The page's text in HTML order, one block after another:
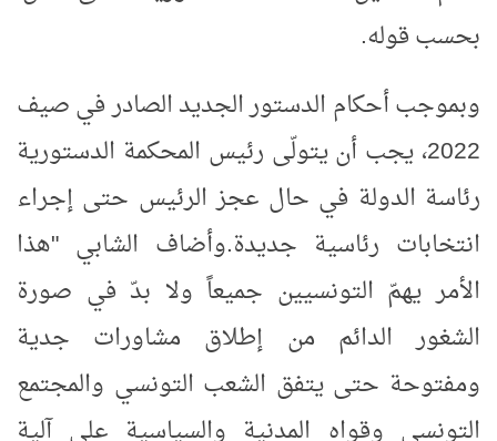
بحسب قوله.
وبموجب أحكام الدستور الجديد الصادر في صيف
2022، يجب أن يتولّى رئيس المحكمة الدستورية
رئاسة الدولة في حال عجز الرئيس حتى إجراء
انتخابات رئاسية جديدة.وأضاف الشابي "هذا
الأمر يهمّ التونسيين جميعاً ولا بدّ في صورة
الشغور الدائم من إطلاق مشاورات جدية
ومفتوحة حتى يتفق الشعب التونسي والمجتمع
التونسي وقواه المدنية والسياسية على آلية